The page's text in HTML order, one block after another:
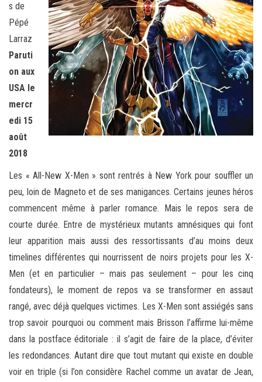
s de
Pépé
Larraz
Paruti
on aux
USA le
mercr
edi 15
août
2018
Les « All-New X-Men » sont rentrés à New York pour souffler un
peu, loin de Magneto et de ses manigances. Certains jeunes héros
commencent même à parler romance. Mais le repos sera de
courte durée. Entre de mystérieux mutants amnésiques qui font
leur apparition mais aussi des ressortissants d’au moins deux
timelines différentes qui nourrissent de noirs projets pour les X-
Men (et en particulier – mais pas seulement – pour les cinq
fondateurs), le moment de repos va se transformer en assaut
rangé, avec déjà quelques victimes. Les X-Men sont assiégés sans
trop savoir pourquoi ou comment mais Brisson l’affirme lui-même
dans la postface éditoriale : il s’agit de faire de la place, d’éviter
les redondances. Autant dire que tout mutant qui existe en double
voir en triple (si l’on considère Rachel comme un avatar de Jean,